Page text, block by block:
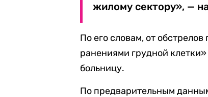
жилому сектору», —
По его словам, от
ранениями грудной
больницу.
По предварительным